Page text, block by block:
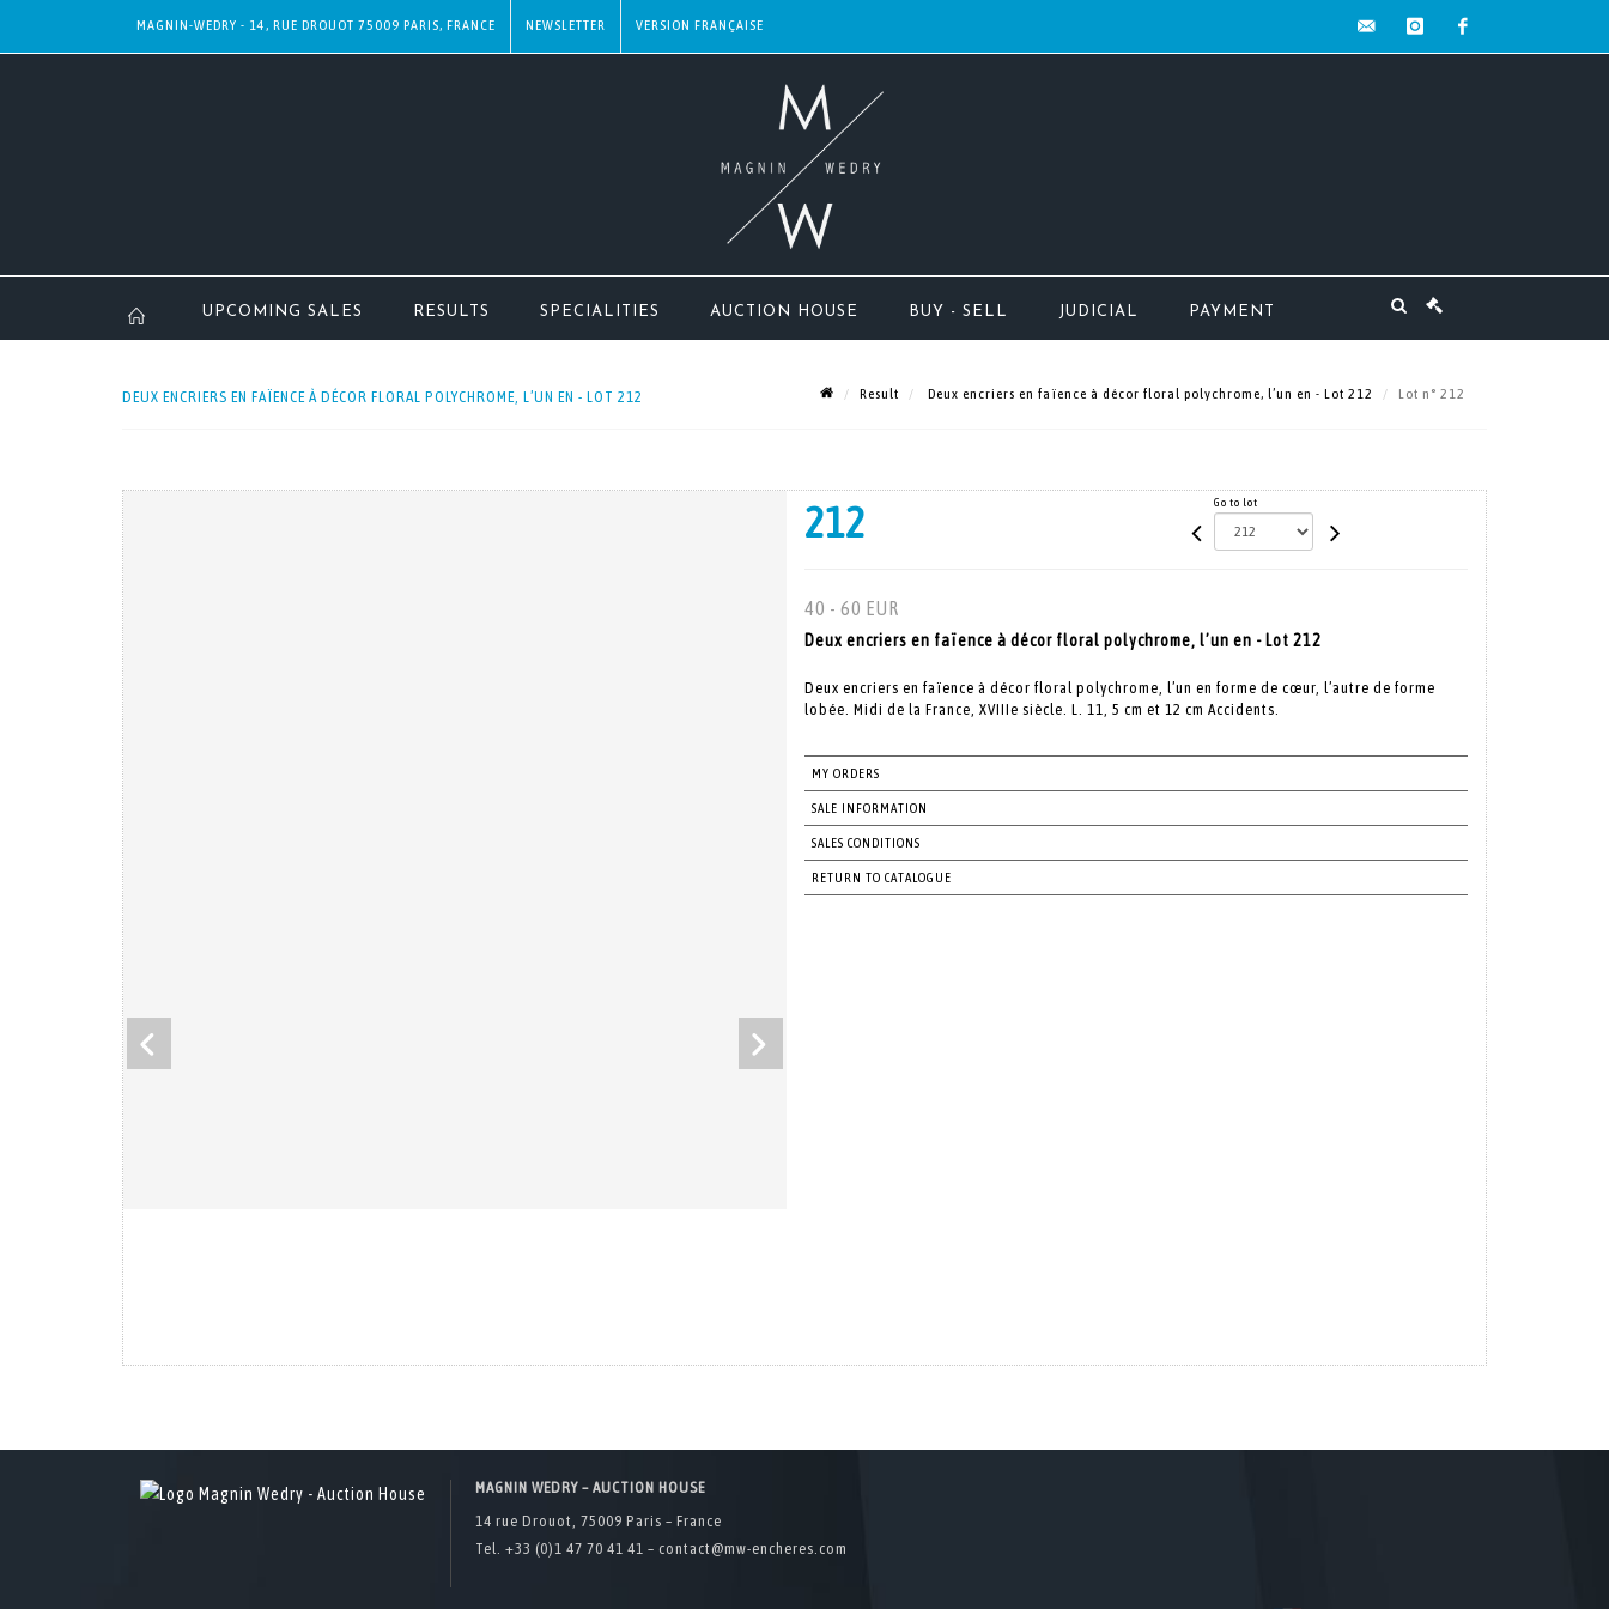
MAGNIN-WEDRY - 14, RUE DROUOT 75009 PARIS, FRANCE NEWSLETTER
UPCOMING SALES RESULTS SPECIALITIES AUCTION HOUSE BUY - SELL JUDICIAL PAYMENT
DEUX ENCRIERS EN FAÏENCE À DÉCOR FLORAL POLYCHROME, L’UN EN - LOT 212 Result Deux encriers en faïence à décor floral polychrome, l’un en - Lot 212 Lot n° 212
212 Go to lot
40 - 60 EUR
Deux encriers en faïence à décor floral polychrome, l’un en - Lot 212
Deux encriers en faïence à décor floral polychrome, l’un en forme de cœur, l’autre de forme
lobée. Midi de la France, XVIIIe siècle. L. 11, 5 cm et 12 cm Accidents.
MY ORDERS
SALE INFORMATION
SALES CONDITIONS
RETURN TO CATALOGUE
MAGNIN WEDRY – AUCTION HOUSE
14 rue Drouot, 75009 Paris – France
Tel. +33 (0)1 47 70 41 41 – contact@mw-encheres.com